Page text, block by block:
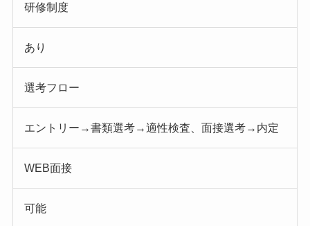
研修制度
あり
選考フロー
エントリー→書類選考→適性検査、面接選考→内定
WEB面接
可能